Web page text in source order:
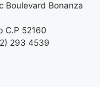
Boulevard Bonanza
C.P 52160
293 4539